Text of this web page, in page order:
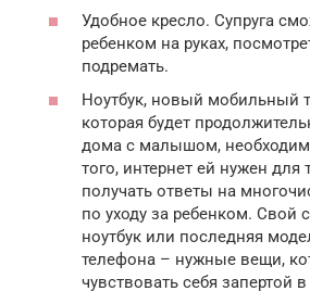
Удобное кресло. Супруга
ребенком на руках,
подремать.
Ноутбук, новый мобильный
которая будет
дома с малышом,
того, интернет ей нужен для
получать ответы на
по уходу за ребенком. Свой
ноутбук или последняя
телефона – нужные вещи,
чувствовать себя запертой